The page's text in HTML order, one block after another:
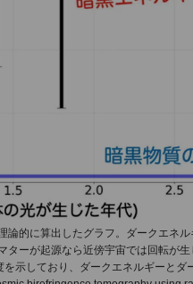
的に算出したグラフ。ダークエネ
ーが起源なら近傍宇宙では回転が
示しており、ダークエネルギーとダ